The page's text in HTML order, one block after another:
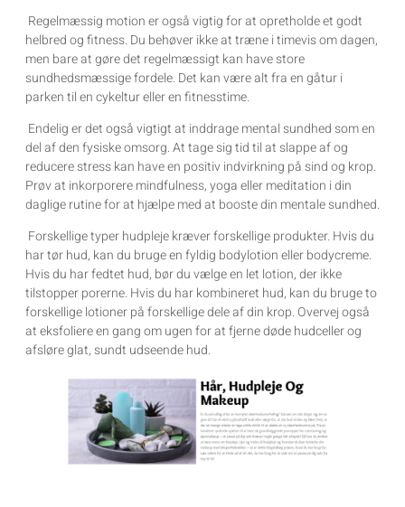
Regelmæssig motion er også vigtig for at opretholde et godt
helbred og fitness. Du behøver ikke at træne i timevis om dagen,
men bare at gøre det regelmæssigt kan have store
sundhedsmæssige fordele. Det kan være alt fra en gåtur i
parken til en cykeltur eller en fitnesstime.
Endelig er det også vigtigt at inddrage mental sundhed som en
del af den fysiske omsorg. At tage sig tid til at slappe af og
reducere stress kan have en positiv indvirkning på sind og krop.
Prøv at inkorporere mindfulness, yoga eller meditation i din
daglige rutine for at hjælpe med at booste din mentale sundhed.
Forskellige typer hudpleje kræver forskellige produkter. Hvis du
har tør hud, kan du bruge en fyldig bodylotion eller bodycreme.
Hvis du har fedtet hud, bør du vælge en let lotion, der ikke
tilstopper porerne. Hvis du har kombineret hud, kan du bruge to
forskellige lotioner på forskellige dele af din krop. Overvej også
at eksfoliere en gang om ugen for at fjerne døde hudceller og
afsløre glat, sundt udseende hud.